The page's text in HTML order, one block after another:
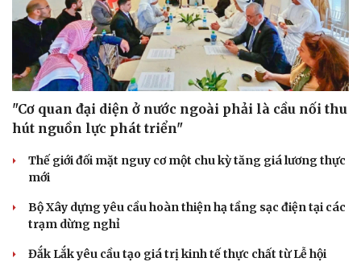
"Cơ quan đại diện ở nước ngoài phải là cầu nối thu
hút nguồn lực phát triển"
Thế giới đối mặt nguy cơ một chu kỳ tăng giá lương thực
mới
Bộ Xây dựng yêu cầu hoàn thiện hạ tầng sạc điện tại các
trạm dừng nghỉ
Đắk Lắk yêu cầu tạo giá trị kinh tế thực chất từ Lễ hội